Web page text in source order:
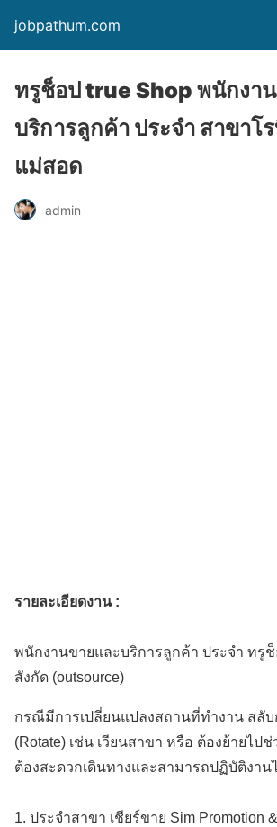
jobpathum.com
ทรูช็อป true Shop พนักงา
บริการลูกค้า ประจำ สาขาโ
แม่สอด
admin
รายละเอียดงาน :
พนักงานขายและบริการลูกค้า ประจำ ทรูช็
สังกัด (outsource)
กรณีมีการเปลี่ยนแปลงสถานที่ทำงาน สลับ
(Rotate) เช่น เวียนสาขา หรือ ต้องย้ายไป
ต้องสะดวกเดินทางและสามารถปฏิบัติงาน
1. ประจำสาขา เชียร์ขาย Sim Promotion